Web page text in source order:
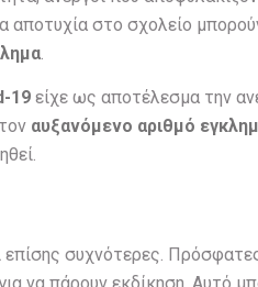
αποτυχία στο σχολείο
.
19είχε ως αποτέλεσμα την
αυξανόμενο αριθμό
συχνότερες.